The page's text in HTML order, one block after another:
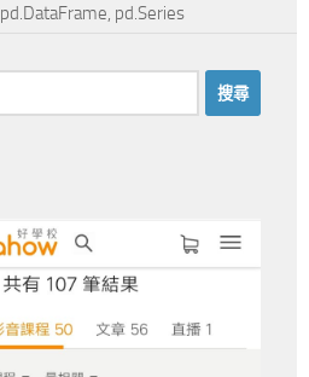
pd.DataFrame, pd.Series